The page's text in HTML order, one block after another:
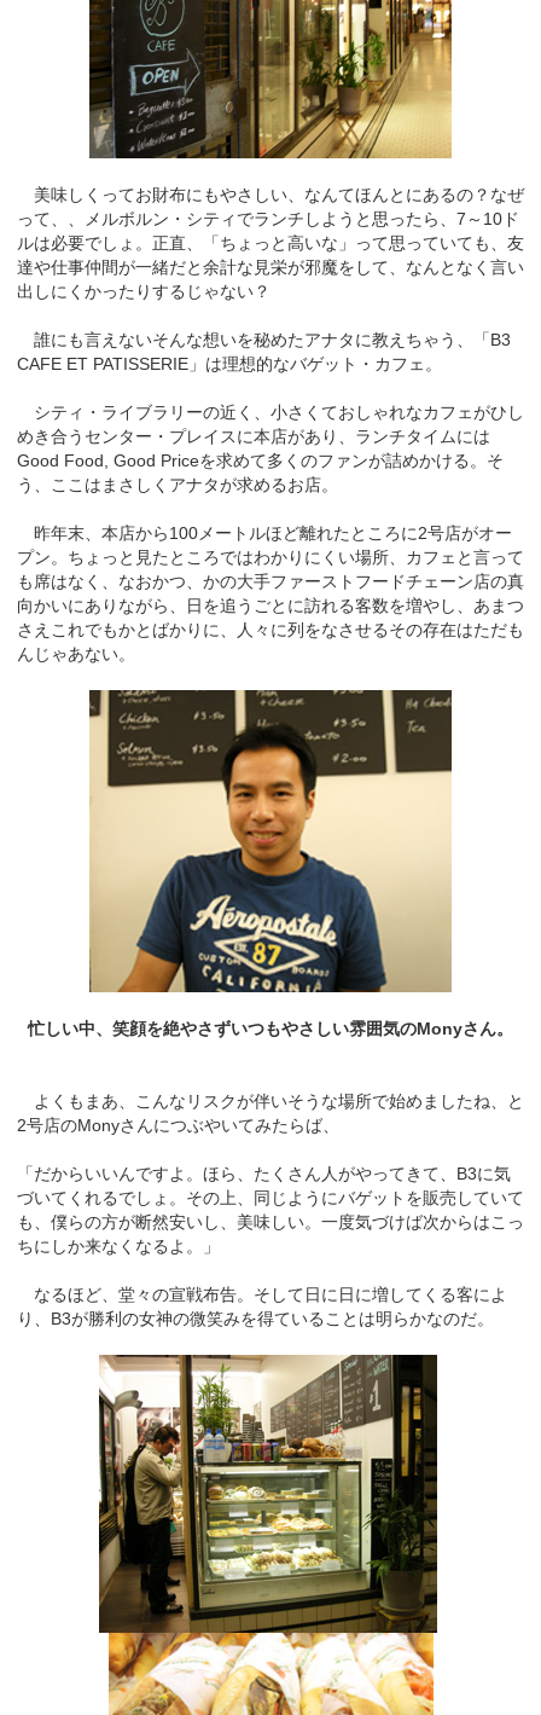
美味しくってお財布にもやさしい、なんてほんとにあるの？なぜ
って、、メルボルン・シティでランチしようと思ったら、7～10ド
ルは必要でしょ。正直、「ちょっと高いな」って思っていても、友
達や仕事仲間が一緒だと余計な見栄が邪魔をして、なんとなく言い
出しにくかったりするじゃない？
誰にも言えないそんな想いを秘めたアナタに教えちゃう、「B3
CAFE ET PATISSERIE」は理想的なバゲット・カフェ。
シティ・ライブラリーの近く、小さくておしゃれなカフェがひし
めき合うセンター・プレイスに本店があり、ランチタイムには
Good Food, Good Priceを求めて多くのファンが詰めかける。そ
う、ここはまさしくアナタが求めるお店。
昨年末、本店から100メートルほど離れたところに2号店がオー
プン。ちょっと見たところではわかりにくい場所、カフェと言って
も席はなく、なおかつ、かの大手ファーストフードチェーン店の真
向かいにありながら、日を追うごとに訪れる客数を増やし、あまつ
さえこれでもかとばかりに、人々に列をなさせるその存在はただも
んじゃあない。
忙しい中、笑顔を絶やさずいつもやさしい雰囲気のMonyさん。
よくもまあ、こんなリスクが伴いそうな場所で始めましたね、と
2号店のMonyさんにつぶやいてみたらば、
「だからいいんですよ。ほら、たくさん人がやってきて、B3に気
づいてくれるでしょ。その上、同じようにバゲットを販売していて
も、僕らの方が断然安いし、美味しい。一度気づけば次からはこっ
ちにしか来なくなるよ。」
なるほど、堂々の宣戦布告。そして日に日に増してくる客によ
り、B3が勝利の女神の微笑みを得ていることは明らかなのだ。